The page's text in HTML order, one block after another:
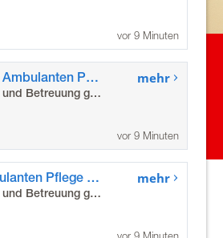
vor 9 Minuten
Hauswirtschaftskraft in der Ambulanten Pflege (m/w/d)
Deutsches Rotes Kreuz Pflege und Betreuung gGmbH
mehr
vor 9 Minuten
Pflegefachkraft in der Ambulanten Pflege Mitte (m/w/d)
Deutsches Rotes Kreuz Pflege und Betreuung gGmbH
mehr